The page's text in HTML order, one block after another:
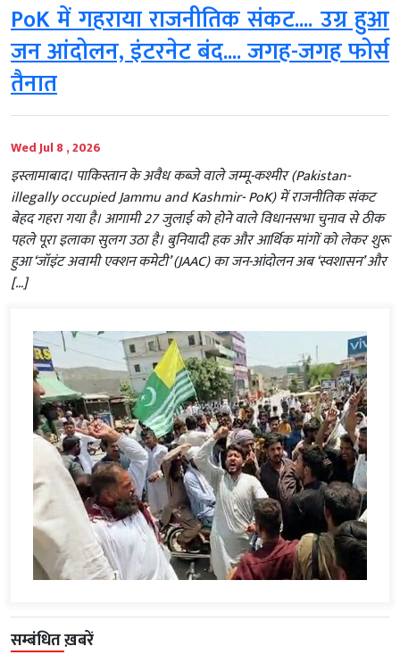
PoK में गहराया राजनीतिक संकट.... उग्र हुआ
जन आंदोलन, इंटरनेट बंद.... जगह-जगह फोर्स
तैनात
Wed Jul 8 , 2026
इस्लामाबाद। पाकिस्तान के अवैध कब्जे वाले जम्मू-कश्मीर (Pakistan-
illegally occupied Jammu and Kashmir- PoK) में राजनीतिक संकट
बेहद गहरा गया है। आगामी 27 जुलाई को होने वाले विधानसभा चुनाव से ठीक
पहले पूरा इलाका सुलग उठा है। बुनियादी हक और आर्थिक मांगों को लेकर शुरू
हुआ ‘जॉइंट अवामी एक्शन कमेटी’ (JAAC) का जन-आंदोलन अब ‘स्वशासन’ और
[…]
सम्बंधित ख़बरें